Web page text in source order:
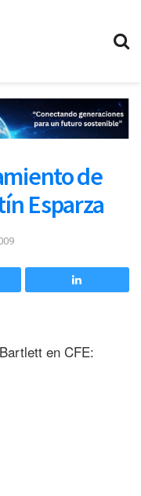
de
Esparza